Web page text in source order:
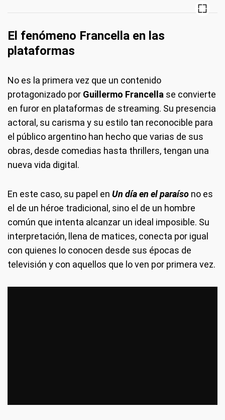
El fenómeno Francella en las
plataformas
No es la primera vez que un contenido
protagonizado por Guillermo Francella se convierte
en furor en plataformas de streaming. Su presencia
actoral, su carisma y su estilo tan reconocible para
el público argentino han hecho que varias de sus
obras, desde comedias hasta thrillers, tengan una
nueva vida digital.
En este caso, su papel en Un día en el paraíso no es
el de un héroe tradicional, sino el de un hombre
común que intenta alcanzar un ideal imposible. Su
interpretación, llena de matices, conecta por igual
con quienes lo conocen desde sus épocas de
televisión y con aquellos que lo ven por primera vez.